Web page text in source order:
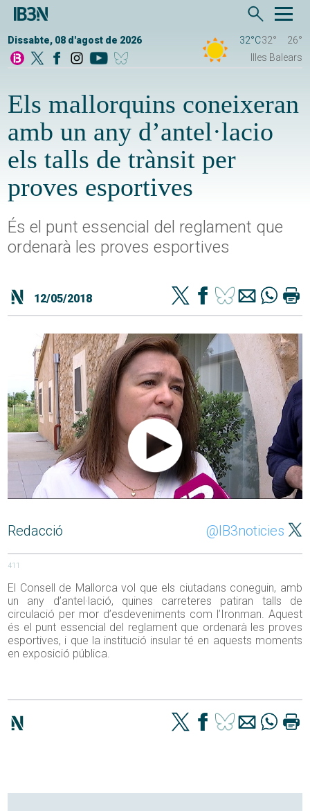
Dissabte, 08 d'agost de 2026 32°C32°
26°
Illes Balears
Els mallorquins coneixeran
amb un any d’antel·lacio
els talls de trànsit per
proves esportives
És el punt essencial del reglament que
ordenarà les proves esportives
12/05/2018
Redacció @IB3noticies
411
El Consell de Mallorca vol que els ciutadans coneguin, amb
un any d’antel·lació, quines carreteres patiran talls de
circulació per mor d’esdeveniments com l’Ironman. Aquest
és el punt essencial del reglament que ordenarà les proves
esportives, i que la institució insular té en aquests moments
en exposició pública.